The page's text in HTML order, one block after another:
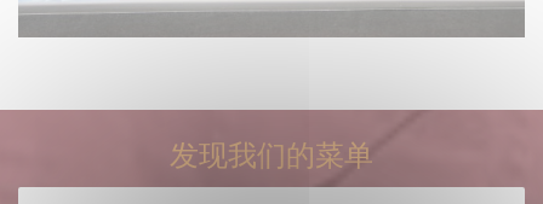
发现我们的菜单